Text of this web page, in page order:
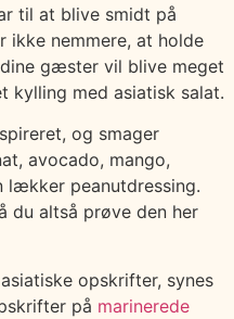
til at blive smidt på
ikke nemmere, at holde
gæster vil blive meget
kylling med asiatisk salat.
og smager
avocado, mango,
lækker peanutdressing.
du altså prøve den her
opskrifter, synes
på marinerede